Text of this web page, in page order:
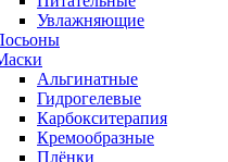
Увлажняющие
Альгинатные
Гидрогелевые
Карбокситерапия
Кремообразные
Плёнки